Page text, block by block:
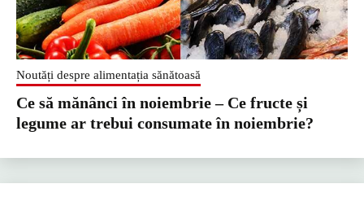
Noutăți despre alimentația sănătoasă
Ce să mănânci în noiembrie – Ce fructe și
legume ar trebui consumate în noiembrie?